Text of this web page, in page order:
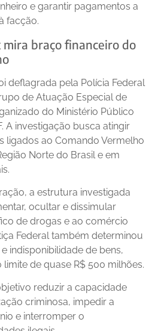
e garantir pagamentos a
facção.
mira braço financeiro do
deflagrada pela Polícia Federal
de Atuação Especial de
do Ministério Público
A investigação busca atingir
ligados ao Comando Vermelho
Norte do Brasil e em
a estrutura investigada
ocultar e dissimular
de drogas e ao comércio
Federal também determinou
indisponibilidade de bens,
de quase R$ 500 milhões.
reduzir a capacidade
criminosa, impedir a
e interromper o